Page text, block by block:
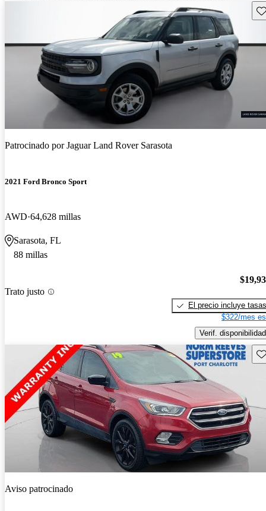
Patrocinado porJaguar Land Rover Sarasota
2021 Ford Bronco Sport
AWD 64,628 millas
Sarasota, FL
88 millas
Trato justo
El precio incluye tasas
$322/mes
Verif. disponibilidad
Aviso patrocinado